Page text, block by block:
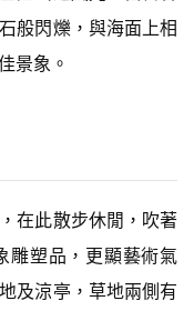
般閃爍，與海面上相
景象。
在此散步休閒，吹著
雕塑品，更顯藝術氣
及涼亭，草地兩側有